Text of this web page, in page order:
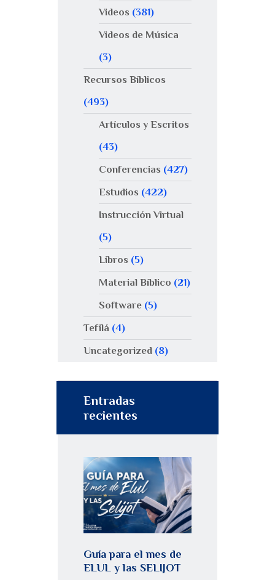
Videos (381)
Videos de Música
(3)
Recursos Bíblicos
(493)
Artículos y Escritos
(43)
Conferencias (427)
Estudios (422)
Instrucción Virtual
(5)
Libros (5)
Material Bíblico (21)
Software(5)
Tefilá (4)
Uncategorized (8)
Entradas
recientes
Guía para el mes de
ELUL y las SELIJOT